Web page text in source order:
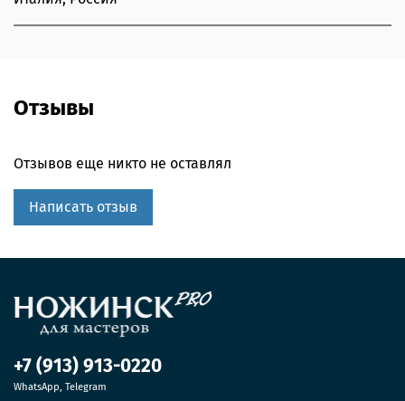
Отзывы
Отзывов еще никто не оставлял
Написать отзыв
+7 (913) 913-0220
WhatsApp, Telegram